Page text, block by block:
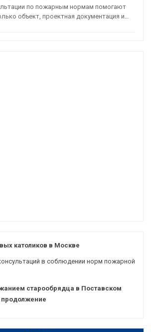
по пожарным нормам помогают
объект, проектная документация и…
католиков в Москве
в соблюдении норм пожарной
старообрядца в Поставском
продолжение